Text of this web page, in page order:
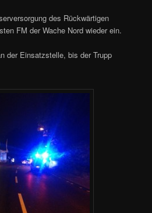
des Rückwärtigen
FM der Wache Nord wieder ein.
der Einsatzstelle, bis der Trupp